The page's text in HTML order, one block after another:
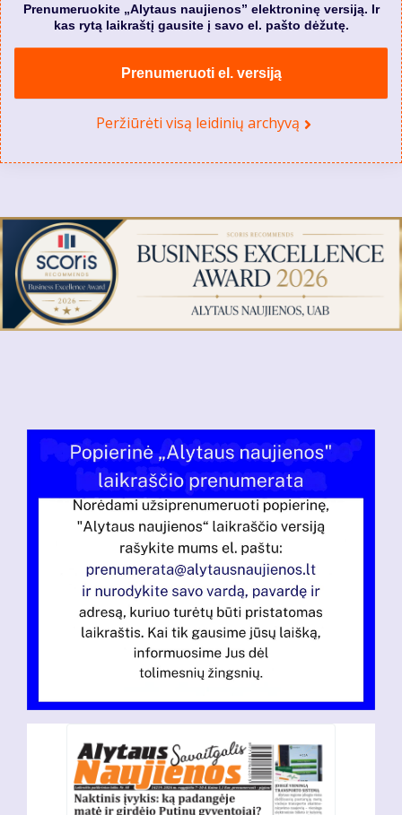
Prenumeruokite „Alytaus naujienos” elektroninę versiją. Ir
kas rytą laikraštį gausite į savo el. pašto dėžutę.
Prenumeruoti el. versiją
Peržiūrėti visą leidinių archyvą